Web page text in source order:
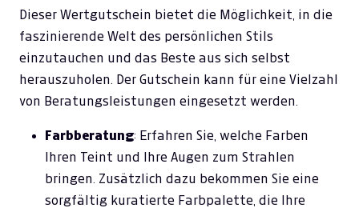
Dieser Wertgutschein bietet die Möglichkeit, in die
faszinierende Welt des persönlichen Stils
einzutauchen und das Beste aus sich selbst
herauszuholen. Der Gutschein kann für eine Vielzahl
von Beratungsleistungen eingesetzt werden.
Farbberatung: Erfahren Sie, welche Farben
Ihren Teint und Ihre Augen zum Strahlen
bringen. Zusätzlich dazu bekommen Sie eine
sorgfältig kuratierte Farbpalette, die Ihre